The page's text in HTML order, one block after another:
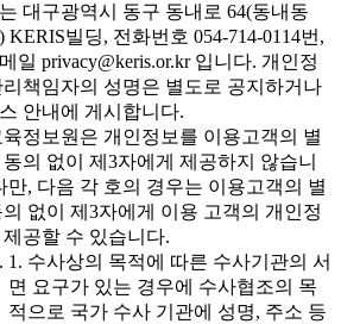
대구광역시 동구 동내로 64(동내동
KERIS빌딩, 전화번호 054-714-0114번,
일 privacy@keris.or.kr 입니다. 개인정
리책임자의 성명은 별도로 공지하거나
안내에 게시합니다.
정보원은 개인정보를 이용고객의 별
동의 없이 제3자에게 제공하지 않습니
만, 다음 각 호의 경우는 이용고객의 별
의 없이 제3자에게 이용 고객의 개인정
제공할 수 있습니다.
1. 수사상의 목적에 따른 수사기관의 서
면 요구가 있는 경우에 수사협조의 목
적으로 국가 수사 기관에 성명, 주소 등